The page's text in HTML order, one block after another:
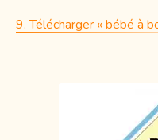
9. Télécharger « bébé à